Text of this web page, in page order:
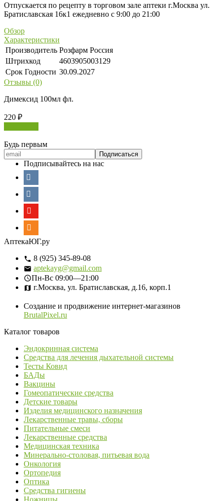
Отпускается по рецепту в торговом зале аптеки г.Москва ул.
Братиславская 16к1 ежедневно с 9:00 до 21:00
Обзор
Характеристики
Производитель Розфарм Россия
Штрихкод
4603905003129
Срок Годности 30.09.2027
Отзывы (0)
Димексид 100мл фл.
220 ₽
Будь первым
Подписывайтесь на нас
АптекаЮГ.ру
8 (925) 345-89-08
aptekayg@gmail.com
Пн-Вс 09:00—21:00
г.Москва, ул. Братиславская, д.16, корп.1
Создание и продвижение интернет-магазинов
BrutalPixel.ru
Каталог товаров
Эндокринная система
Средства для лечения дыхательной системы
Тесты Ковид
БАДы
Вакцины
Гомеопатические средства
Детские товары
Изделия медицинского назначения
Лекарственные травы, сборы
Питательные смеси
Лекарственные средства
Медицинская техника
Минерально-столовая, питьевая вода
Онкология
Ортопедия
Оптика
Средства гигиены